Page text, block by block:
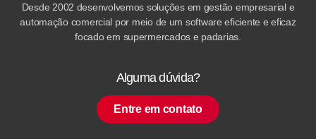
Desde 2002 desenvolvemos soluções em gestão empresarial e
automação comercial por meio de um software eficiente e eficaz
focado em supermercados e padarias.
Alguma dúvida?
Entre em contato